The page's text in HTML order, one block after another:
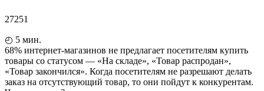
27251
◴ 5 мин.
68% интернет-магазинов не предлагает посетителям купить
товары со статусом — «На складе», «Товар распродан»,
«Товар закончился». Когда посетителям не разрешают делать
заказ на отсутствующий товар, то они пойдут к конкурентам.